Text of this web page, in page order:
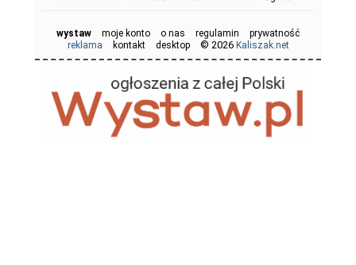
wystaw moje konto o nas regulamin
prywatność
reklama
kontakt desktop © 2026 Kaliszak.net